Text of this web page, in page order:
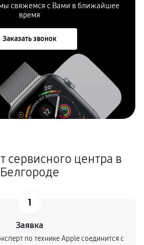
свяжемся с Вами в ближайшее
время
Заказать звонок
сервисного центра в
Белгороде
1
Заявка
по технике Apple соединится с